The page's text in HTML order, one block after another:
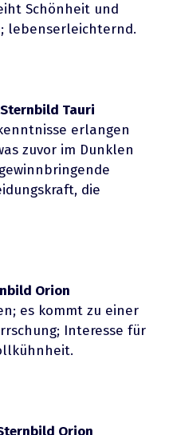
Schönheit und
lebenserleichternd.
Tauri
erlangen
zuvor im Dunklen
die
Orion
es kommt zu einer
Interesse für
Orion